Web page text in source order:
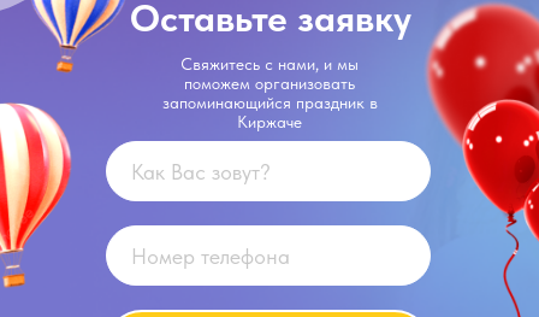
Оставьте заявку
Свяжитесь с нами, и мы
поможем организовать
запоминающийся праздник в
Киржаче